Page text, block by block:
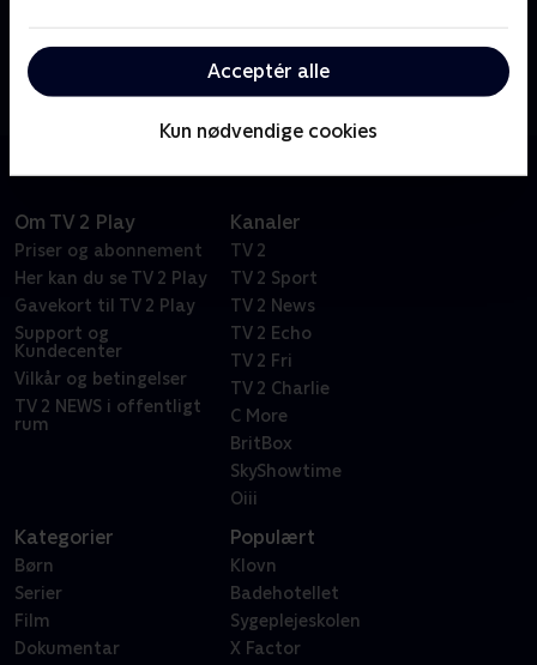
Acceptér alle
Kun nødvendige cookies
verden rundt og møder nye venner. Sammen løser de
alle problemer, der opstår, når de sejler verden rundt
på det gode skib Mary.
Om TV 2 Play
Priser og abonnement
Her kan du se TV 2 Play
Gavekort til TV 2 Play
Support og
Kundecenter
Vilkår og betingelser
TV 2 NEWS i offentligt
rum
Kanaler
TV 2
TV 2 Sport
TV 2 News
TV 2 Echo
TV 2 Fri
TV 2 Charlie
C More
BritBox
SkyShowtime
Oiii
Kategorier
Børn
Serier
Film
Dokumentar
Populært
Klovn
Badehotellet
Sygeplejeskolen
X Factor